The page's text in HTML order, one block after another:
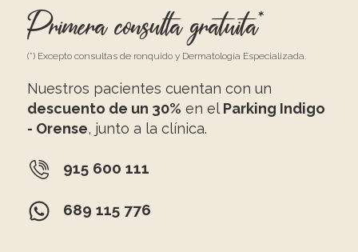
Primera consulta gratuita*
(*) Excepto consultas de ronquido y Dermatología Especializada.
Nuestros pacientes cuentan con un
descuento de un 30% en el Parking Indigo
- Orense, junto a la clínica.
915 600 111
689 115 776